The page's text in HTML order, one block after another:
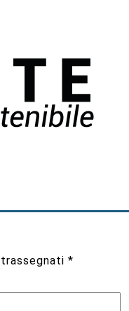
*